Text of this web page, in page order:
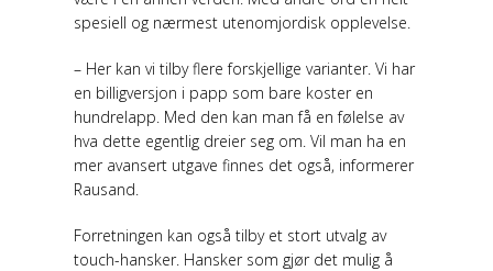
spesiell og nærmest utenomjordisk opplevelse.
– Her kan vi tilby flere forskjellige varianter. Vi har
en billigversjon i papp som bare koster en
hundrelapp. Med den kan man få en følelse av
hva dette egentlig dreier seg om. Vil man ha en
mer avansert utgave finnes det også, informerer
Rausand.
Forretningen kan også tilby et stort utvalg av
touch-hansker. Hansker som gjør det mulig å